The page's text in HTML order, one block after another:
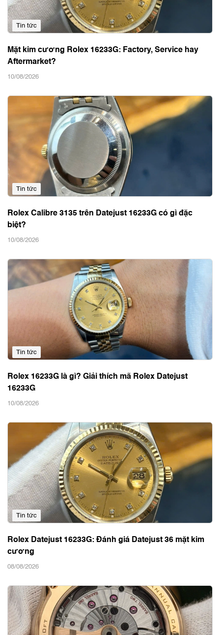
Tin tức
Mặt kim cương Rolex 16233G: Factory, Service hay
Aftermarket?
10/08/2026
Tin tức
Rolex Calibre 3135 trên Datejust 16233G có gì đặc
biệt?
10/08/2026
Tin tức
Rolex 16233G là gì? Giải thích mã Rolex Datejust
16233G
10/08/2026
Tin tức
Rolex Datejust 16233G: Đánh giá Datejust 36 mặt kim
cương
08/08/2026